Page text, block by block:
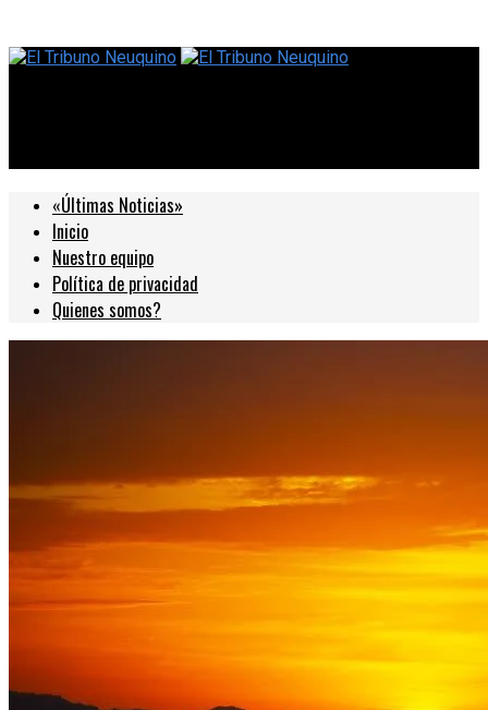
«Últimas Noticias»
Inicio
Nuestro equipo
Política de privacidad
Quienes somos?